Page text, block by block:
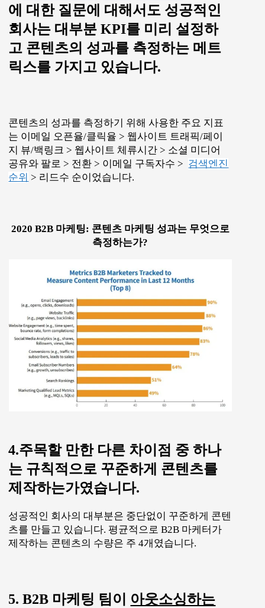
에 대한 질문에 대해서도 성공적인
회사는 대부분 KPI를 미리 설정하
고 콘텐츠의 성과를 측정하는 메트
릭스를 가지고 있습니다.
콘텐츠의 성과를 측정하기 위해 사용한 주요 지표
는 이메일 오픈율/클릭율 > 웹사이트 트래픽/페이
지 뷰/백링크 > 웹사이트 체류시간 > 소셜 미디어
공유와 팔로 > 전환 > 이메일 구독자수 > 검색엔진
순위 > 리드수 순이었습니다.
2020 B2B 마케팅: 콘텐츠 마케팅 성과는 무엇으로
측정하는가?
4.주목할 만한 다른 차이점 중 하나
는 규칙적으로 꾸준하게 콘텐츠를
제작하는가였습니다.
성공적인 회사의 대부분은 중단없이 꾸준하게 콘텐
츠를 만들고 있습니다. 평균적으로 B2B 마케터가
제작하는 콘텐츠의 수량은 주 4개였습니다.
5. B2B 마케팅 팀이 아웃소싱하는